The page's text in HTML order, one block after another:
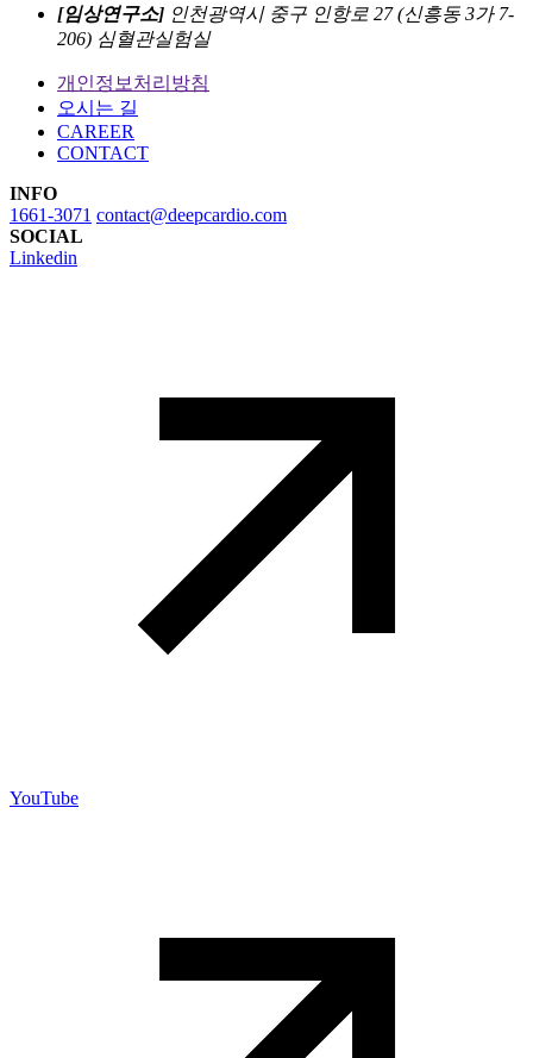
[임상연구소] 인천광역시 중구 인항로 27 (신흥동 3가 7-
206) 심혈관실험실
개인정보처리방침
오시는 길
CAREER
CONTACT
INFO
1661-3071 contact@deepcardio.com
SOCIAL
Linkedin
YouTube